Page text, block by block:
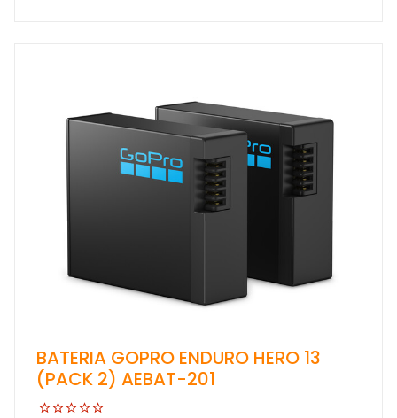
BATERIA GOPRO ENDURO HERO 13
(PACK 2) AEBAT-201